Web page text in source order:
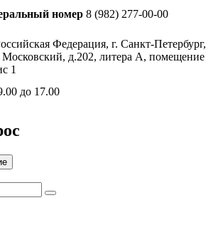
номер 8 (982) 277-00-00
Федерация, г. Санкт-Петербург,
Московский, д.202, литера А, помещение
1
до 17.00